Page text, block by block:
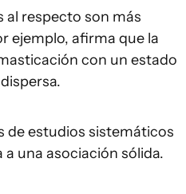
al respecto son más
ejemplo, afirma que la
con un estado
de estudios sistemáticos
una asociación sólida.